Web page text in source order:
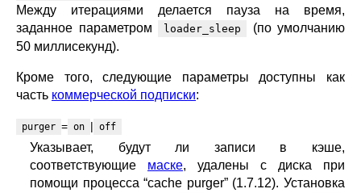
Между итерациями делается пауза на время,
заданное параметром
loader_sleep
(по умолчанию
50 миллисекунд).
Кроме того, следующие параметры доступны как
часть коммерческой подписки:
purger = on | off
Указывает, будут ли записи в кэше,
соответствующие маске, удалены с диска при
помощи процесса “cache purger” (1.7.12). Установка